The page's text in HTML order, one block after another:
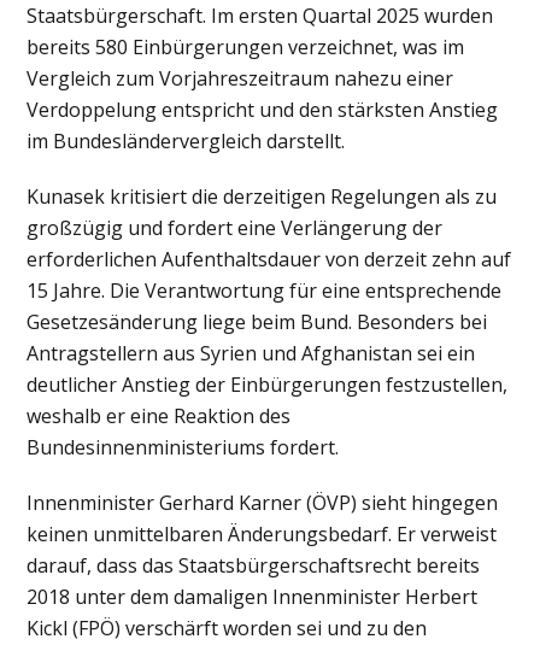
Staatsbürgerschaft. Im ersten Quartal 2025 wurden
bereits 580 Einbürgerungen verzeichnet, was im
Vergleich zum Vorjahreszeitraum nahezu einer
Verdoppelung entspricht und den stärksten Anstieg
im Bundesländervergleich darstellt.
Kunasek kritisiert die derzeitigen Regelungen als zu
großzügig und fordert eine Verlängerung der
erforderlichen Aufenthaltsdauer von derzeit zehn auf
15 Jahre. Die Verantwortung für eine entsprechende
Gesetzesänderung liege beim Bund. Besonders bei
Antragstellern aus Syrien und Afghanistan sei ein
deutlicher Anstieg der Einbürgerungen festzustellen,
weshalb er eine Reaktion des
Bundesinnenministeriums fordert.
Innenminister Gerhard Karner (ÖVP) sieht hingegen
keinen unmittelbaren Änderungsbedarf. Er verweist
darauf, dass das Staatsbürgerschaftsrecht bereits
2018 unter dem damaligen Innenminister Herbert
Kickl (FPÖ) verschärft worden sei und zu den